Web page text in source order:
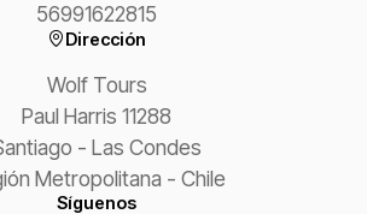
56991622815
Dirección
Wolf Tours
Paul Harris 11288
- Las Condes
Metropolitana - Chile
Síguenos